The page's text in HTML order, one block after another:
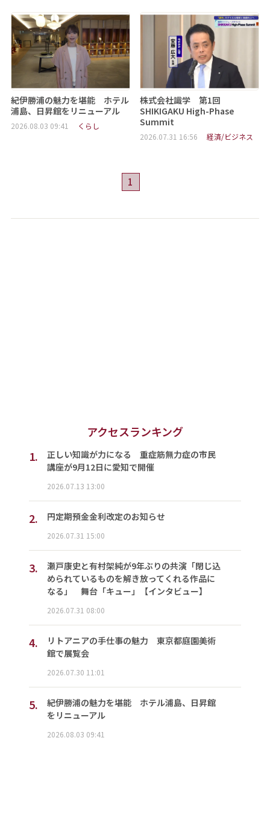
紀伊勝浦の魅力を堪能 ホテル
浦島、日昇館をリニューアル
2026.08.03 09:41 くらし
株式会社識学 第1回
SHIKIGAKU High-Phase
Summit
2026.07.31 16:56 経済/ビジネス
1
アクセスランキング
1.
正しい知識が力になる 重症筋無力症の市民
講座が9月12日に愛知で開催
2026.07.13 13:00
2. 円定期預金金利改定のお知らせ
2026.07.31 15:00
3.
瀬戸康史と有村架純が9年ぶりの共演「閉じ込
められているものを解き放ってくれる作品に
なる」 舞台「キュー」【インタビュー】
2026.07.31 08:00
4.
リトアニアの手仕事の魅力 東京都庭園美術
館で展覧会
2026.07.30 11:01
5.
紀伊勝浦の魅力を堪能 ホテル浦島、日昇館
をリニューアル
2026.08.03 09:41